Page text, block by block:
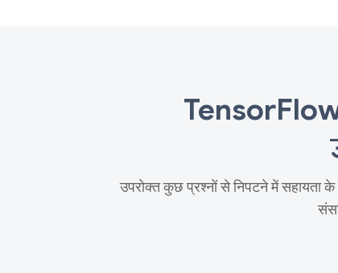
उपरोक्त कुछ प्रश्नों से निपटने में सहायता